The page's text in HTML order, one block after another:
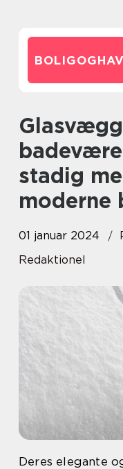
Glasvægge til
stadig
moderne
01 januar 2024
Redaktionel
Deres elegante